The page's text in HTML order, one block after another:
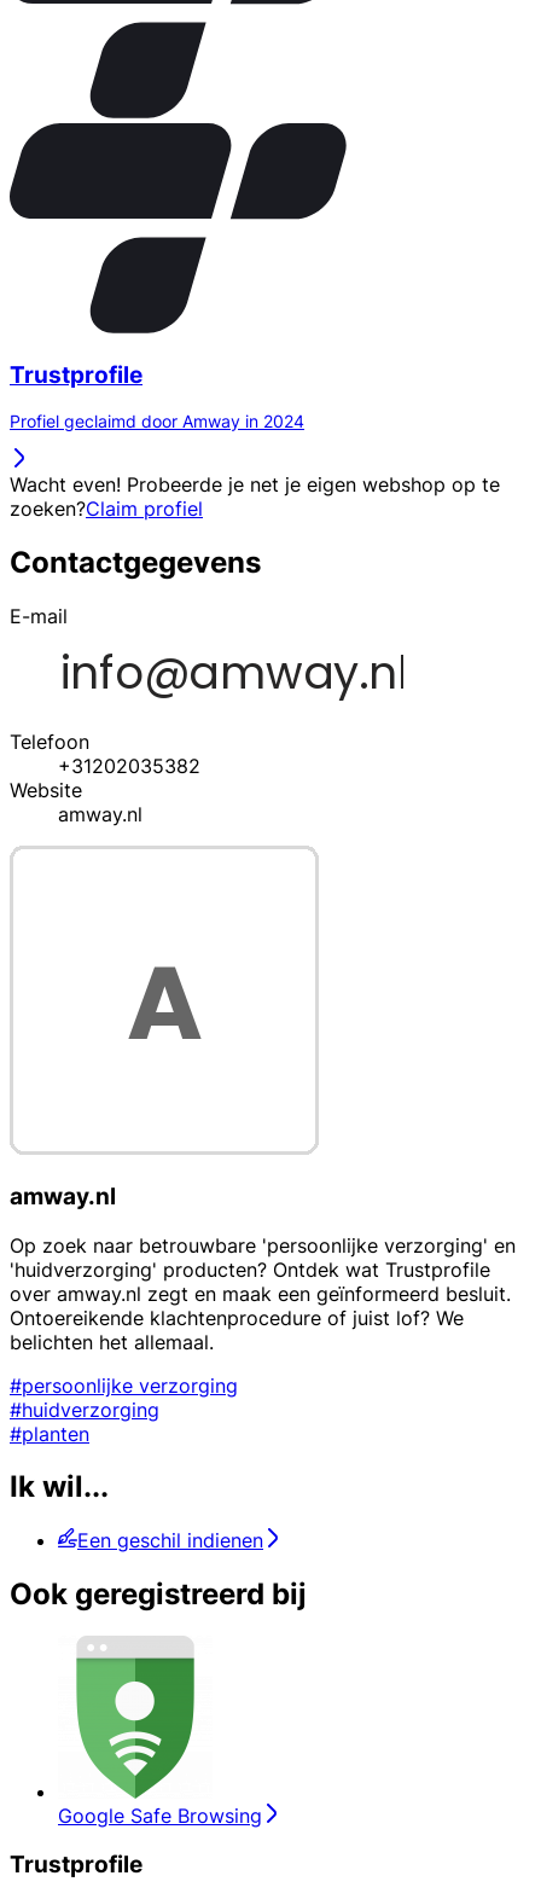
Trustprofile
Profiel geclaimd door Amway in 2024
Wacht even! Probeerde je net je eigen webshop op te
zoeken?Claim profiel
Contactgegevens
E-mail
Telefoon
+31202035382
Website
amway.nl
amway.nl
Op zoek naar betrouwbare 'persoonlijke verzorging' en
'huidverzorging' producten? Ontdek wat Trustprofile
over amway.nl zegt en maak een geïnformeerd besluit.
Ontoereikende klachtenprocedure of juist lof? We
belichten het allemaal.
#persoonlijke verzorging
#huidverzorging
#planten
Ik wil...
Een geschil indienen
Ook geregistreerd bij
Google Safe Browsing
Trustprofile